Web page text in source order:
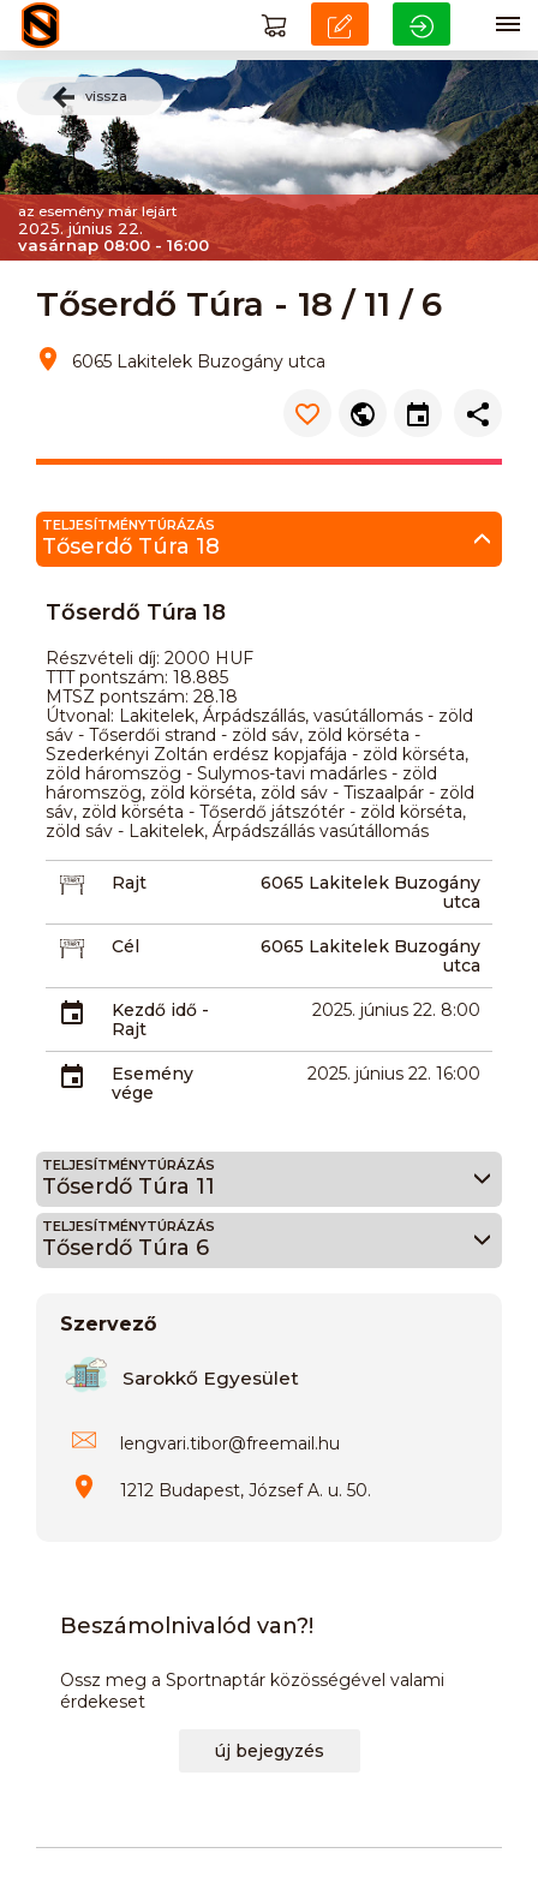
vissza
az esemény már lejárt
2025. június 22.
vasárnap 08:00 - 16:00
Tőserdő Túra - 18 / 11 / 6
6065 Lakitelek Buzogány utca
TELJESÍTMÉNYTÚRÁZÁS
Tőserdő Túra 18
Tőserdő Túra 18
Részvételi díj: 2000 HUF
TTT pontszám: 18.885
MTSZ pontszám: 28.18
Útvonal: Lakitelek, Árpádszállás, vasútállomás - zöld
sáv - Tőserdői strand - zöld sáv, zöld körséta -
Szederkényi Zoltán erdész kopjafája - zöld körséta,
zöld háromszög - Sulymos-tavi madárles - zöld
háromszög, zöld körséta, zöld sáv - Tiszaalpár - zöld
sáv, zöld körséta - Tőserdő játszótér - zöld körséta,
zöld sáv - Lakitelek, Árpádszállás vasútállomás
Rajt
6065 Lakitelek Buzogány
utca
Cél
6065 Lakitelek Buzogány
utca
Kezdő idő -
Rajt
2025. június 22. 8:00
Esemény
vége
2025. június 22. 16:00
TELJESÍTMÉNYTÚRÁZÁS
Tőserdő Túra 11
TELJESÍTMÉNYTÚRÁZÁS
Tőserdő Túra 6
Szervező
Sarokkő Egyesület
lengvari.tibor@freemail.hu
1212 Budapest, József A. u. 50.
Beszámolnivalód van?!
Ossz meg a Sportnaptár közösségével valami
érdekeset
új bejegyzés